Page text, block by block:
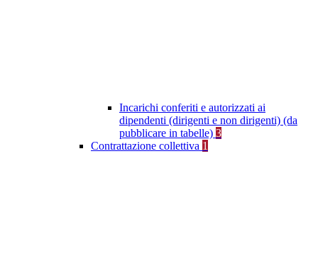
Incarichi conferiti e autorizzati ai
dipendenti (dirigenti e non dirigenti) (da
pubblicare in tabelle) 3
Contrattazione collettiva 1